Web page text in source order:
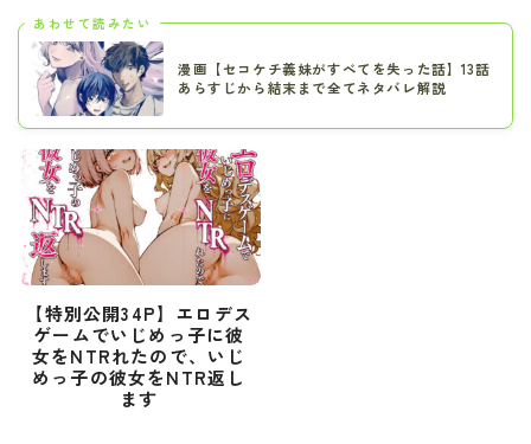
あわせて読みたい
漫画【セコケチ義妹がすべてを失った話】13話
あらすじから結末まで全てネタバレ解説
【特別公開34P】エロデス
ゲームでいじめっ子に彼
女をNTRれたので、いじ
めっ子の彼女をNTR返し
ます